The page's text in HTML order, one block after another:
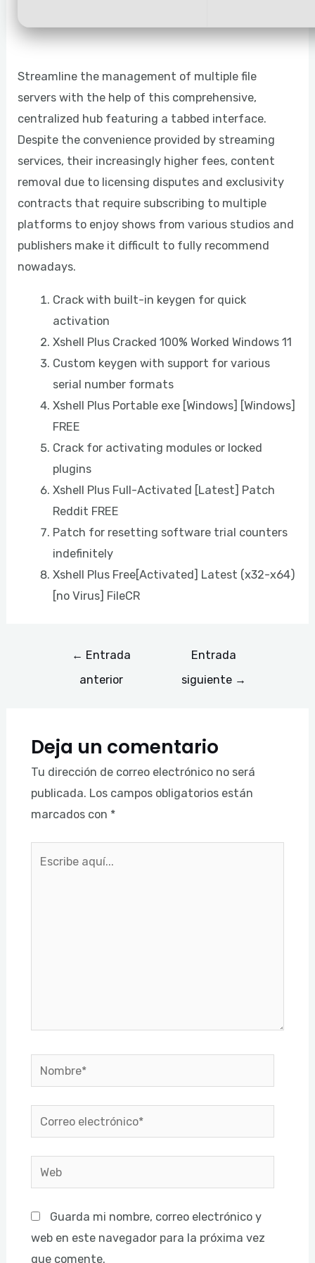
Streamline the management of multiple file
servers with the help of this comprehensive,
centralized hub featuring a tabbed interface.
Despite the convenience provided by streaming
services, their increasingly higher fees, content
removal due to licensing disputes and exclusivity
contracts that require subscribing to multiple
platforms to enjoy shows from various studios and
publishers make it difficult to fully recommend
nowadays.
Crack with built-in keygen for quick
activation
Xshell Plus Cracked 100% Worked Windows 11
Custom keygen with support for various
serial number formats
Xshell Plus Portable exe [Windows] [Windows]
FREE
Crack for activating modules or locked
plugins
Xshell Plus Full-Activated [Latest] Patch
Reddit FREE
Patch for resetting software trial counters
indefinitely
Xshell Plus Free[Activated] Latest (x32-x64)
[no Virus] FileCR
← Entrada
anterior
Entrada
siguiente →
Deja un comentario
Tu dirección de correo electrónico no será
publicada. Los campos obligatorios están
marcados con *
Nombre*
Correo
electrónico*
Web
Guarda mi nombre, correo electrónico y
web en este navegador para la próxima vez
que comente.